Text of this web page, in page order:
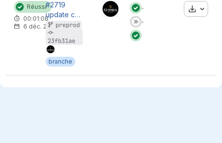
Réussi
00:01:08
6 déc. 2019
#2719
update contreparties et tarifs
preprod
23fb31ae
branche
État :
État :
État :